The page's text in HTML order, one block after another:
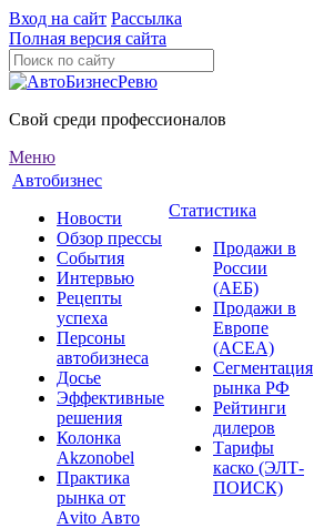
Вход на сайт Рассылка
Полная версия сайта
Свой среди профессионалов
Меню
Автобизнес
Новости
Обзор прессы
События
Интервью
Рецепты
успеха
Персоны
автобизнеса
Досье
Эффективные
решения
Колонка
Akzonobel
Практика
рынка от
Аvito Авто
Статистика
Продажи в
России
(АЕБ)
Продажи в
Европе
(ACEA)
Сегментация
рынка РФ
Рейтинги
дилеров
Тарифы
каско (ЭЛТ-
ПОИСК)